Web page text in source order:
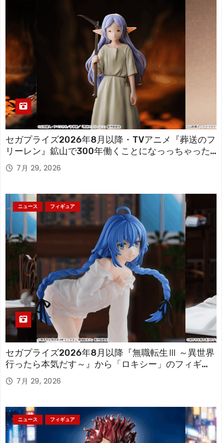
セガプライズ2026年8月以降・TVアニメ『葬送のフ
リーレン』鉱山で300年働くことになっっちゃった
「フリーレン」を立体化！
7月 29, 2026
ニュース フィギュア
セガプライズ2026年8月以降『無職転生Ⅲ ～異世界
行ったら本気だす～』から「ロキシー」のフィギュ
アが登場！
7月 29, 2026
ニュース フィギュア